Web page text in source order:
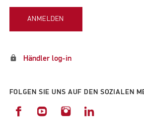
ANMELDEN
lock Händler log-in
FOLGEN SIE UNS AUF DEN SOZIALEN